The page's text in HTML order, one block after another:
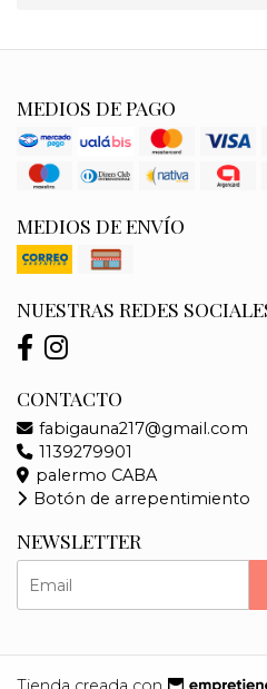
MEDIOS DE PAGO
MEDIOS DE ENVÍO
NUESTRAS REDES
CONTACTO
fabigauna217@gmail.com
1139279901
palermo CABA
Botón de arrepentimiento
NEWSLETTER